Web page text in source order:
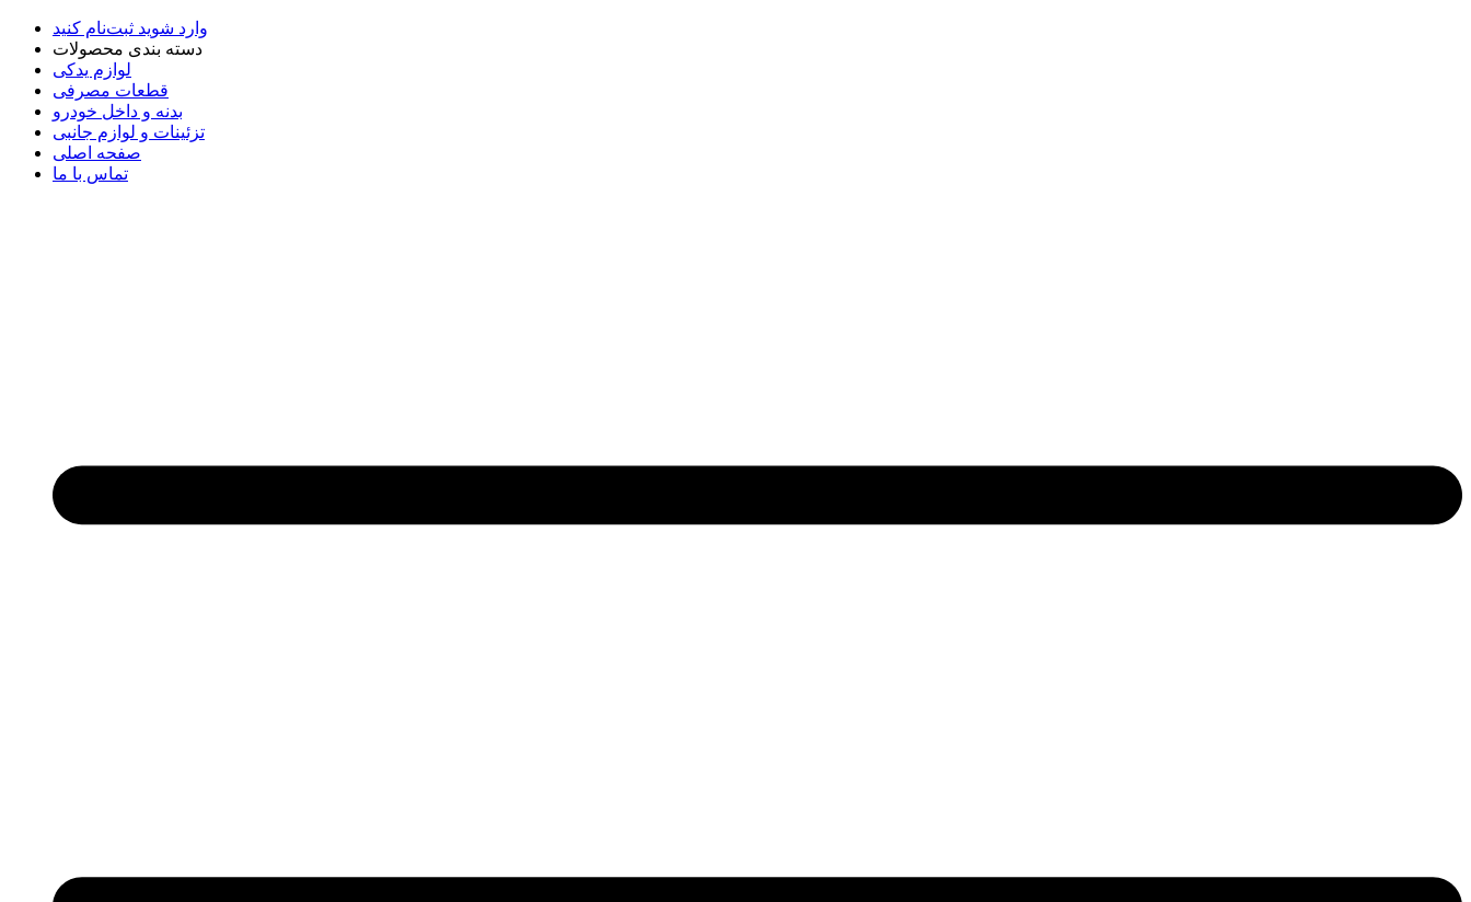
وارد شوید ثبت‌نام کنید
دسته بندی محصولات
لوازم یدکی
قطعات مصرفی
بدنه و داخل خودرو
تزئینات و لوازم جانبی
صفحه اصلی
تماس با ما